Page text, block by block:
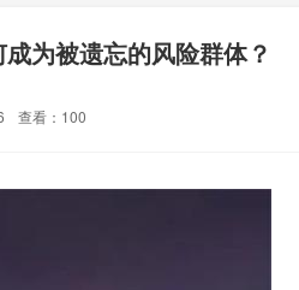
为被遗忘的风险群体？
查看：100